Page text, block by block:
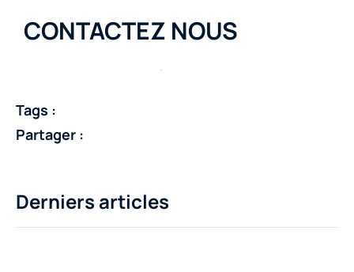
CONTACTEZ NOUS
Tags :
Partager :
Derniers articles